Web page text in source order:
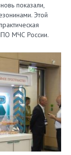
показали,
Этой
МЧС России.